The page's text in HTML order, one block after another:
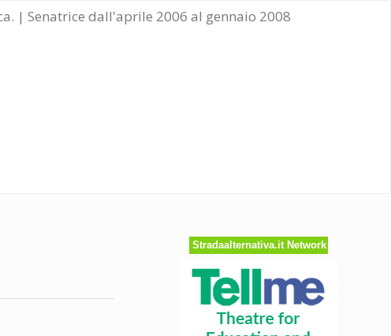
| Senatrice dall'aprile 2006 al gennaio 2008
Stradaalternativa.it Network